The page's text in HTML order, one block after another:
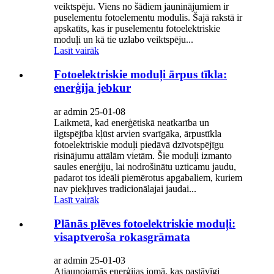
veiktspēju. Viens no šādiem jauninājumiem ir
puselementu fotoelementu modulis. Šajā rakstā ir
apskatīts, kas ir puselementu fotoelektriskie
moduļi un kā tie uzlabo veiktspēju...
Lasīt vairāk
Fotoelektriskie moduļi ārpus tīkla:
enerģija jebkur
ar admin 25-01-08
Laikmetā, kad enerģētiskā neatkarība un
ilgtspējība kļūst arvien svarīgāka, ārpustīkla
fotoelektriskie moduļi piedāvā dzīvotspējīgu
risinājumu attālām vietām. Šie moduļi izmanto
saules enerģiju, lai nodrošinātu uzticamu jaudu,
padarot tos ideāli piemērotus apgabaliem, kuriem
nav piekļuves tradicionālajai jaudai...
Lasīt vairāk
Plānās plēves fotoelektriskie moduļi:
visaptveroša rokasgrāmata
ar admin 25-01-03
Atjaunojamās enerģijas jomā, kas pastāvīgi